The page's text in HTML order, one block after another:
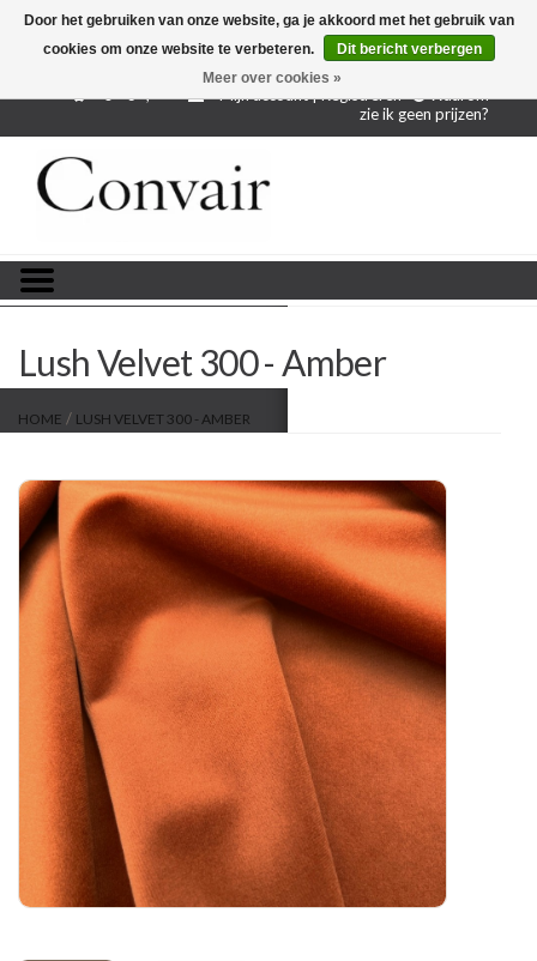
Gratis verzending bij aankoop vanaf € 250,-
Gratis
0 - €--,--
Mijn account | Registreren
Waarom
zie ik geen prijzen?
Stoffen per meter
Restanten
Lush Velvet 300 - Amber
HOME / LUSH VELVET 300 - AMBER
Door het gebruiken van onze website, ga je akkoord met het gebruik van
cookies om onze website te verbeteren.
Dit bericht verbergen
Meer over cookies »